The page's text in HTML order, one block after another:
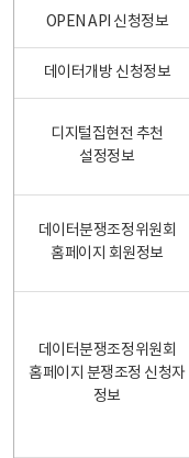
OPEN API 신청정보
데이터개방 신청정보
디지털집현전 추천
설정정보
데이터분쟁조정위원회
홈페이지 회원정보
데이터분쟁조정위원회
홈페이지 분쟁조정 신청자
정보